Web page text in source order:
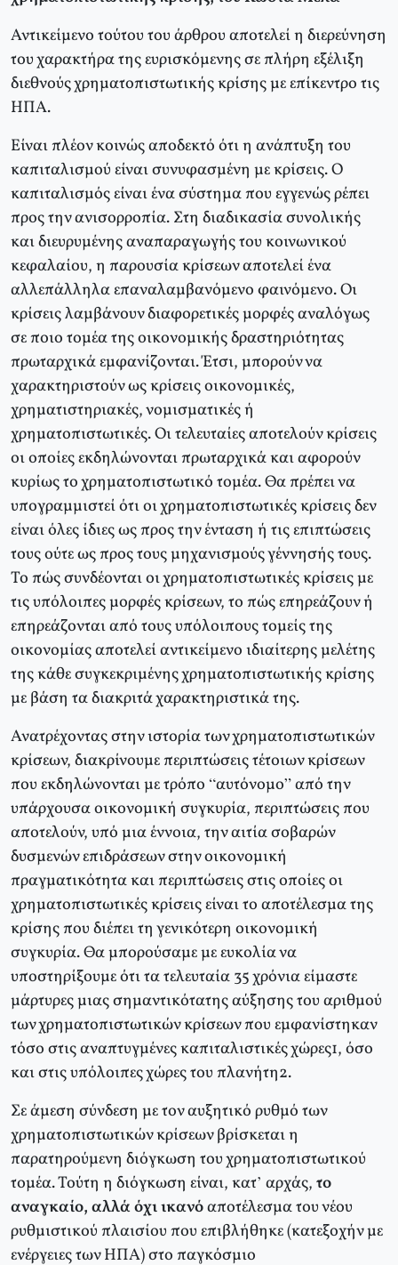
Αντικείμενο τούτου του άρθρου αποτελεί η διερεύνηση
του χαρακτήρα της ευρισκόμενης σε πλήρη εξέλιξη
διεθνούς χρηματοπιστωτικής κρίσης με επίκεντρο τις
ΗΠΑ.
Είναι πλέον κοινώς αποδεκτό ότι η ανάπτυξη του
καπιταλισμού είναι συνυφασμένη με κρίσεις. Ο
καπιταλισμός είναι ένα σύστημα που εγγενώς ρέπει
προς την ανισορροπία. Στη διαδικασία συνολικής
και διευρυμένης αναπαραγωγής του κοινωνικού
κεφαλαίου, η παρουσία κρίσεων αποτελεί ένα
αλλεπάλληλα επαναλαμβανόμενο φαινόμενο. Οι
κρίσεις λαμβάνουν διαφορετικές μορφές αναλόγως
σε ποιο τομέα της οικονομικής δραστηριότητας
πρωταρχικά εμφανίζονται. Έτσι, μπορούν να
χαρακτηριστούν ως κρίσεις οικονομικές,
χρηματιστηριακές, νομισματικές ή
χρηματοπιστωτικές. Οι τελευταίες αποτελούν κρίσεις
οι οποίες εκδηλώνονται πρωταρχικά και αφορούν
κυρίως το χρηματοπιστωτικό τομέα. Θα πρέπει να
υπογραμμιστεί ότι οι χρηματοπιστωτικές κρίσεις δεν
είναι όλες ίδιες ως προς την ένταση ή τις επιπτώσεις
τους ούτε ως προς τους μηχανισμούς γέννησής τους.
Το πώς συνδέονται οι χρηματοπιστωτικές κρίσεις με
τις υπόλοιπες μορφές κρίσεων, το πώς επηρεάζουν ή
επηρεάζονται από τους υπόλοιπους τομείς της
οικονομίας αποτελεί αντικείμενο ιδιαίτερης μελέτης
της κάθε συγκεκριμένης χρηματοπιστωτικής κρίσης
με βάση τα διακριτά χαρακτηριστικά της.
Ανατρέχοντας στην ιστορία των χρηματοπιστωτικών
κρίσεων, διακρίνουμε περιπτώσεις τέτοιων κρίσεων
που εκδηλώνονται με τρόπο “αυτόνομο” από την
υπάρχουσα οικονομική συγκυρία, περιπτώσεις που
αποτελούν, υπό μια έννοια, την αιτία σοβαρών
δυσμενών επιδράσεων στην οικονομική
πραγματικότητα και περιπτώσεις στις οποίες οι
χρηματοπιστωτικές κρίσεις είναι το αποτέλεσμα της
κρίσης που διέπει τη γενικότερη οικονομική
συγκυρία. Θα μπορούσαμε με ευκολία να
υποστηρίξουμε ότι τα τελευταία 35 χρόνια είμαστε
μάρτυρες μιας σημαντικότατης αύξησης του αριθμού
των χρηματοπιστωτικών κρίσεων που εμφανίστηκαν
τόσο στις αναπτυγμένες καπιταλιστικές χώρες1, όσο
και στις υπόλοιπες χώρες του πλανήτη2.
Σε άμεση σύνδεση με τον αυξητικό ρυθμό των
χρηματοπιστωτικών κρίσεων βρίσκεται η
παρατηρούμενη διόγκωση του χρηματοπιστωτικού
τομέα. Τούτη η διόγκωση είναι, κατ’ αρχάς,το
αναγκαίο, αλλά όχι ικανόαποτέλεσμα του νέου
ρυθμιστικού πλαισίου που επιβλήθηκε (κατεξοχήν με
ενέργειες των ΗΠΑ) στο παγκόσμιο